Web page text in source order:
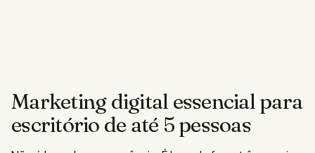
Marketing digital essencial para
escritório de até 5 pessoas